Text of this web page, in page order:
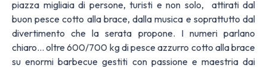
piazza migliaia di persone, turisti e non solo, attirati dal
buon pesce cotto alla brace, dalla musica e soprattutto dal
divertimento che la serata propone. I numeri parlano
chiaro… oltre 600/700 kg di pesce azzurro cotto alla brace
su enormi barbecue gestiti con passione e maestria dai